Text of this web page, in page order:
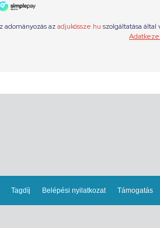
Tagdíj Belépési nyilatkozat Támogatás